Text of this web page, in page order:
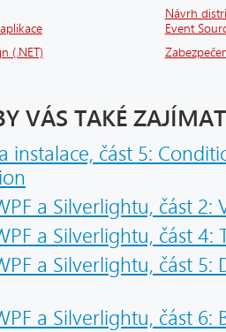
Návrh
Event
(.NET)
VÁS TAKÉ ZAJÍMAT
instalace, část 5:
a Silverlightu, část
a Silverlightu, část 4:
a Silverlightu, část
a Silverlightu, část 6: